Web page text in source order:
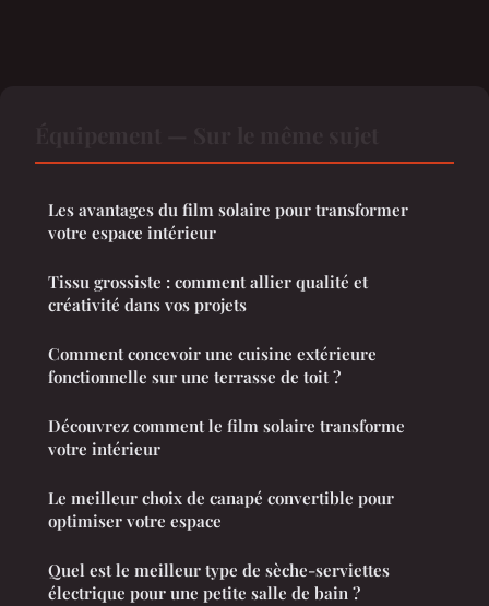
Les avantages du film solaire pour transformer
votre espace intérieur
Tissu grossiste : comment allier qualité et
créativité dans vos projets
Comment concevoir une cuisine extérieure
fonctionnelle sur une terrasse de toit ?
Découvrez comment le film solaire transforme
votre intérieur
Le meilleur choix de canapé convertible pour
optimiser votre espace
Quel est le meilleur type de sèche-serviettes
électrique pour une petite salle de bain ?